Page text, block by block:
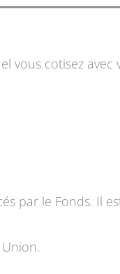
vous cotisez avec
par le Fonds. Il